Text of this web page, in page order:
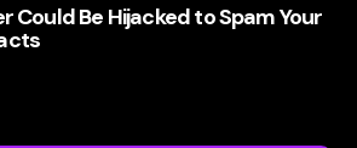
Could Be Hijacked to Spam Your